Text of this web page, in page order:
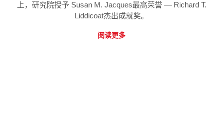
上，研究院授予 Susan M. Jacques最高荣誉 — Richard T.
Liddicoat杰出成就奖。
阅读更多